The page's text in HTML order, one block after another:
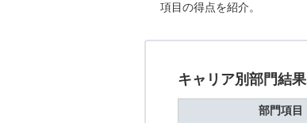
項目の得点を紹介。
キャリア別部門結果
部門項目